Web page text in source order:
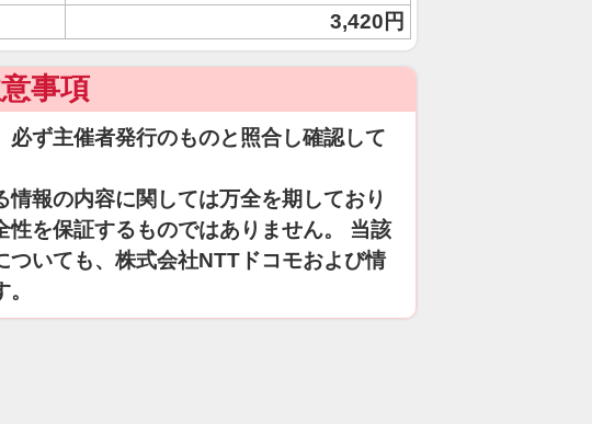
3,420円
事項
ず主催者発行のものと照合し確認して
報の内容に関しては万全を期しており
性を保証するものではありません。 当該
いても、株式会社NTTドコモおよび情